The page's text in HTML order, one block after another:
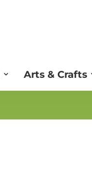
Arts & Crafts